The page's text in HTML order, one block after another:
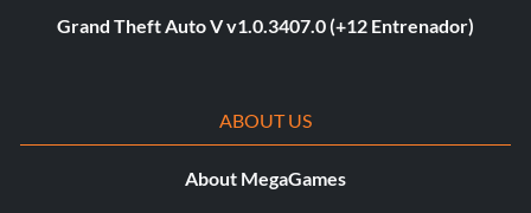
Grand Theft Auto V v1.0.3407.0 (+12 Entrenador)
ABOUT US
About MegaGames